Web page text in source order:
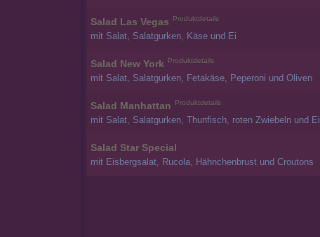
Salad Las Vegas Produktdetails
mit Salat, Salatgurken, Käse und Ei
Salad New York Produktdetails
mit Salat, Salatgurken, Fetakäse, Peperoni und Oliven
Salad Manhattan Produktdetails
mit Salat, Salatgurken, Thunfisch, roten Zwiebeln und Ei
Salad Star Special
mit Eisbergsalat, Rucola, Hähnchenbrust und Croutons